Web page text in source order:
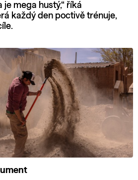
je mega hustý,“ říká
každý den poctivě trénuje,